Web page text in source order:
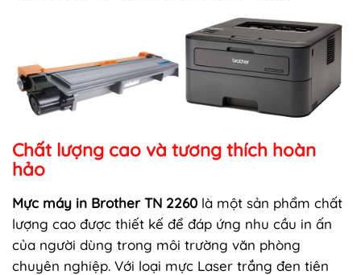
Chất lượng cao và tương thích hoàn
hảo
Mực máy in Brother TN 2260 là một sản phẩm chất
lượng cao được thiết kế để đáp ứng nhu cầu in ấn
của người dùng trong môi trường văn phòng
chuyên nghiệp. Với loại mực Laser trắng đen tiên